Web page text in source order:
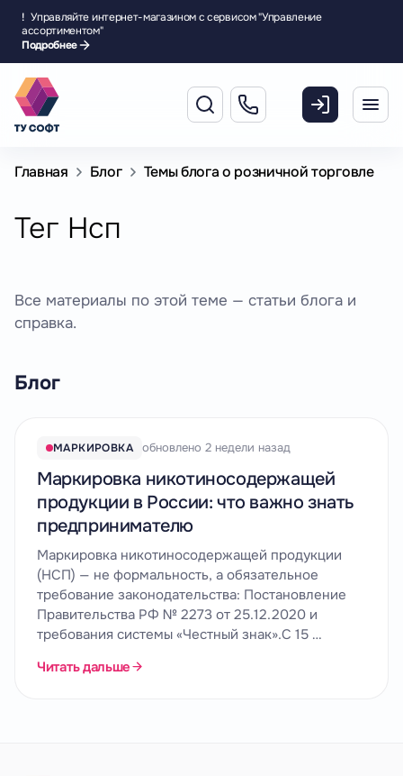
! Управляйте интернет-магазином с сервисом "Управление
ассортиментом"
Подробнее
Главная Блог Темы блога о розничной торговле
Тег Нсп
Все материалы по этой теме — статьи блога и
справка.
Блог
МАРКИРОВКА обновлено 2 недели назад
Маркировка никотиносодержащей
продукции в России: что важно знать
предпринимателю
Маркировка никотиносодержащей продукции
(НСП) — не формальность, а обязательное
требование законодательства: Постановление
Правительства РФ № 2273 от 25.12.2020 и
требования системы «Честный знак».С 15 …
Читать дальше